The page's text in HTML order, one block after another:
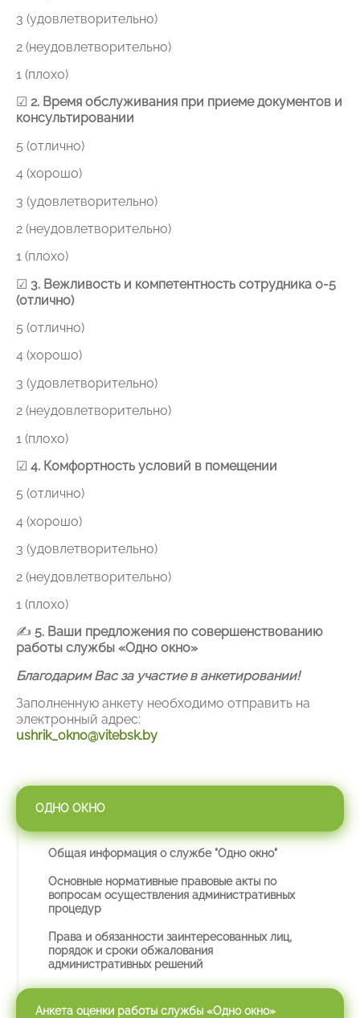
3 (удовлетворительно)
2 (неудовлетворительно)
1 (плохо)
☑ 2. Время обслуживания при приеме документов и
консультировании
5 (отлично)
4 (хорошо)
3 (удовлетворительно)
2 (неудовлетворительно)
1 (плохо)
☑ 3. Вежливость и компетентность сотрудника 0-5
(отлично)
5 (отлично)
4 (хорошо)
3 (удовлетворительно)
2 (неудовлетворительно)
1 (плохо)
☑ 4. Комфортность условий в помещении
5 (отлично)
4 (хорошо)
3 (удовлетворительно)
2 (неудовлетворительно)
1 (плохо)
✍ 5. Ваши предложения по совершенствованию
работы службы «Одно окно»
Благодарим Вас за участие в анкетировании!
Заполненную анкету необходимо отправить на
электронный адрес:
ushrik_okno@vitebsk.by
ОДНО ОКНО
Общая информация о службе "Одно окно"
Основные нормативные правовые акты по
вопросам осуществления административных
процедур
Права и обязанности заинтересованных лиц,
порядок и сроки обжалования
административных решений
Анкета оценки работы службы «Одно окно»